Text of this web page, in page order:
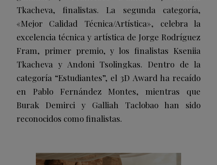
Tkacheva, finalistas. La segunda categoría,
«Mejor Calidad Técnica/Artística», celebra la
excelencia técnica y artística de Jorge Rodríguez
Fram, primer premio, y los finalistas Kseniia
Tkacheva y Andoni Tsolingkas. Dentro de la
categoría “Estudiantes”, el 3D Award ha recaído
en Pablo Fernández Montes, mientras que
Burak Demirci y Galliah Taclobao han sido
reconocidos como finalistas.